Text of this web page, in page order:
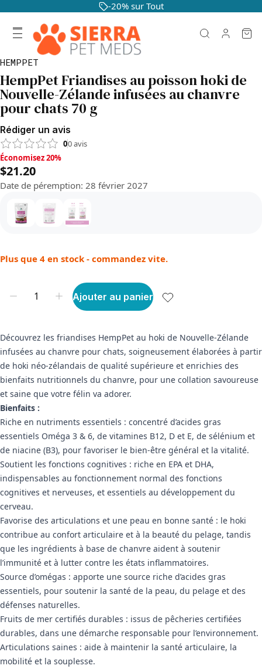
-20% sur Tout
HEMPPET
HempPet Friandises au poisson hoki de
Nouvelle-Zélande infusées au chanvre
pour chats 70 g
Rédiger un avis
00avis
Économisez 20%, $21.20
Économisez 20%
$21.20
Date de péremption: 28 février 2027
Plus que 4 en stock - commandez vite.
Ajouter au panier
Découvrez les friandises HempPet au hoki de Nouvelle-Zélande
infusées au chanvre pour chats, soigneusement élaborées à partir
de hoki néo-zélandais de qualité supérieure et enrichies des
bienfaits nutritionnels du chanvre, pour une collation savoureuse
et saine que votre félin va adorer.
Bienfaits :
Riche en nutriments essentiels : concentré d’acides gras
essentiels Oméga 3 & 6, de vitamines B12, D et E, de sélénium et
de niacine (B3), pour favoriser le bien-être général et la vitalité.
Soutient les fonctions cognitives : riche en EPA et DHA,
indispensables au fonctionnement normal des fonctions
cognitives et nerveuses, et essentiels au développement du
cerveau.
Favorise des articulations et une peau en bonne santé : le hoki
contribue au confort articulaire et à la beauté du pelage, tandis
que les ingrédients à base de chanvre aident à soutenir
l’immunité et à lutter contre les états inflammatoires.
Source d’omégas : apporte une source riche d’acides gras
essentiels, pour soutenir la santé de la peau, du pelage et des
défenses naturelles.
Fruits de mer certifiés durables : issus de pêcheries certifiées
durables, dans une démarche responsable pour l’environnement.
Articulations saines : aide à maintenir la santé articulaire, la
mobilité et la souplesse.